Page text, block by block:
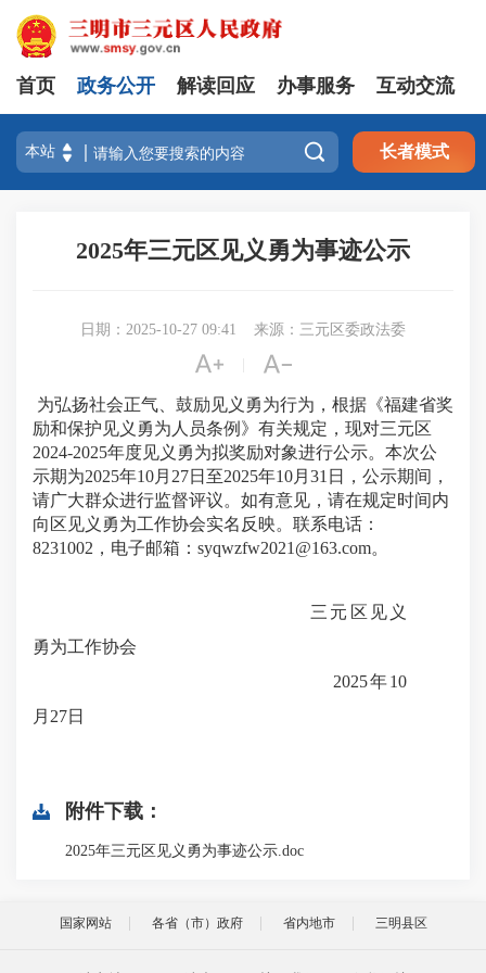
首页 政务公开 解读回应 办事服务 互动交流
 长者模式
2025年三元区见义勇为事迹公示
日期：2025-10-27 09:41 来源：三元区委政法委
 
为弘扬社会正气、鼓励见义勇为行为，根据《福建省奖
励和保护见义勇为人员条例》有关规定，现对三元区
2024-2025年度见义勇为拟奖励对象进行公示。本次公
示期为2025年10月27日至2025年10月31日，公示期间，
请广大群众进行监督评议。如有意见，请在规定时间内
向区见义勇为工作协会实名反映。 联系电话：
8231002 ，电子邮箱： syqwzfw2021@163.com。
三元区见义
勇为工作协会
2025年10
月 27日
附件下载：
2025年三元区见义勇为事迹公示.doc
国家网站 各省（市）政府 省内地市 三明县区